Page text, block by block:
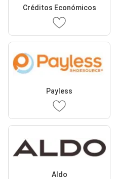
Créditos Económicos
Payless
Aldo